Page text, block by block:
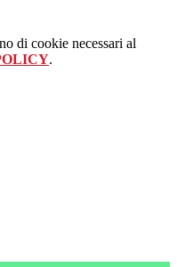
di cookie necessari al
.